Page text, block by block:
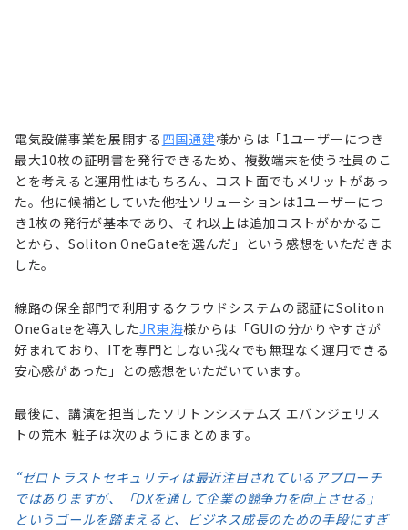
電気設備事業を展開する 四国通建様からは「1ユーザーにつき
最大10枚の証明書を発行できるため、複数端末を使う社員のこ
とを考えると運用性はもちろん、コスト面でもメリットがあっ
た。他に候補としていた他社ソリューションは1ユーザーにつ
き1枚の発行が基本であり、それ以上は追加コストがかかるこ
とから、Soliton OneGateを選んだ」という感想をいただきま
した。
線路の保全部門で利用するクラウドシステムの認証にSoliton
OneGateを導入したJR東海様からは「GUIの分かりやすさが
好まれており、ITを専門としない我々でも無理なく運用できる
安心感があった」との感想をいただいています。
最後に、講演を担当したソリトンシステムズ エバンジェリス
トの荒木 粧子は次のようにまとめます。
“ゼロトラストセキュリティは最近注目されているアプローチ
ではありますが、「DXを通して企業の競争力を向上させる」
というゴールを踏まえると、ビジネス成長のための手段にすぎ